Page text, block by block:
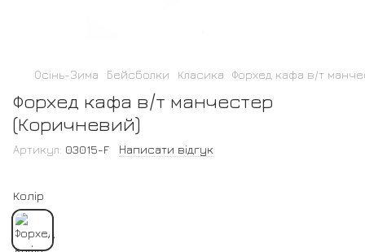
Осінь-Зима Бейсболки Класика Форхед кафа в/т
Форхед кафа в/т манчестер
(Коричневий)
Артикул: 03015-F Написати відгук
Колір